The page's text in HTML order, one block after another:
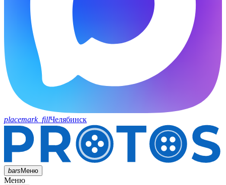
placemark_fillЧелябинск
barsМеню
Меню